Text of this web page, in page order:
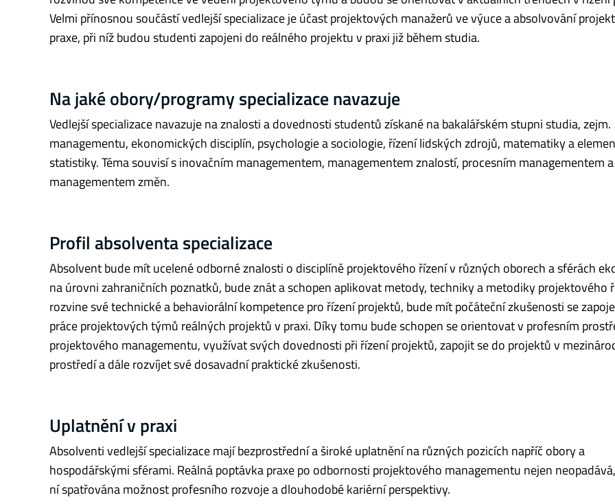
Velmi přínosnou součástí vedlejší specializace je účast projektových manažerů ve výuce a absolvování
praxe, při níž budou studenti zapojeni do reálného projektu v praxi již během studia.
Na jaké obory/programy specializace navazuje
Vedlejší specializace navazuje na znalosti a dovednosti studentů získané na bakalářském stupni studia, zejm.
managementu, ekonomických disciplín, psychologie a sociologie, řízení lidských zdrojů, matematiky a
statistiky. Téma souvisí s inovačním managementem, managementem znalostí, procesním managementem a
managementem změn.
Profil absolventa specializace
Absolvent bude mít ucelené odborné znalosti o disciplíně projektového řízení v různých oborech a sférách
na úrovni zahraničních poznatků, bude znát a schopen aplikovat metody, techniky a metodiky projektového
rozvine své technické a behaviorální kompetence pro řízení projektů, bude mít počáteční zkušenosti se
práce projektových týmů reálných projektů v praxi. Díky tomu bude schopen se orientovat v profesním
projektového managementu, využívat svých dovednosti při řízení projektů, zapojit se do projektů v
prostředí a dále rozvíjet své dosavadní praktické zkušenosti.
Uplatnění v praxi
Absolventi vedlejší specializace mají bezprostřední a široké uplatnění na různých pozicích napříč obory a
hospodářskými sférami. Reálná poptávka praxe po odbornosti projektového managementu nejen
ní spatřována možnost profesního rozvoje a dlouhodobé kariérní perspektivy.